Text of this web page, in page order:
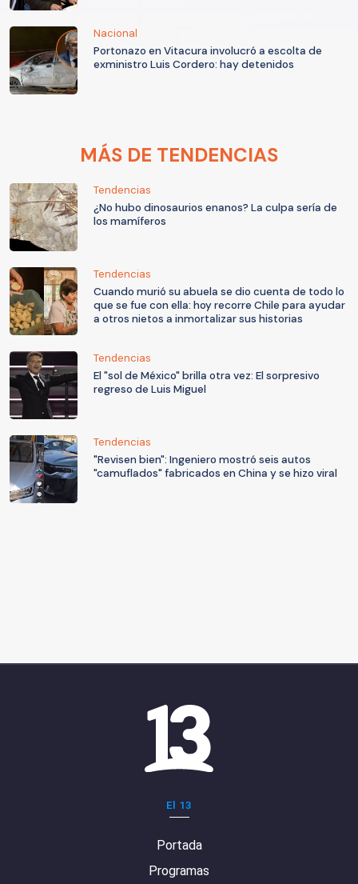
Nacional
Portonazo en Vitacura involucró a escolta de
exministro Luis Cordero: hay detenidos
MÁS DE TENDENCIAS
Tendencias
¿No hubo dinosaurios enanos? La culpa sería de
los mamíferos
Tendencias
Cuando murió su abuela se dio cuenta de todo lo
que se fue con ella: hoy recorre Chile para ayudar
a otros nietos a inmortalizar sus historias
Tendencias
El "sol de México" brilla otra vez: El sorpresivo
regreso de Luis Miguel
Tendencias
"Revisen bien": Ingeniero mostró seis autos
"camuflados" fabricados en China y se hizo viral
El 13
Portada
Programas